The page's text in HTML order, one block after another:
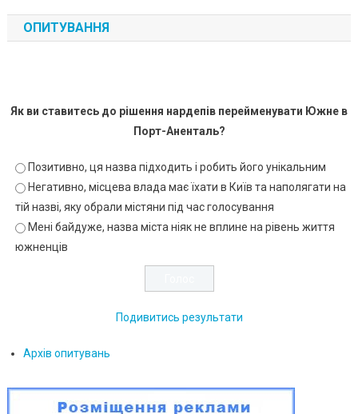
ОПИТУВАННЯ
Як ви ставитесь до рішення нардепів перейменувати Южне в
Порт-Аненталь?
Позитивно, ця назва підходить і робить його унікальним
Негативно, місцева влада має їхати в Київ та наполягати на
тій назві, яку обрали містяни під час голосування
Мені байдуже, назва міста ніяк не вплине на рівень життя
южненців
Подивитись результати
Архів опитувань